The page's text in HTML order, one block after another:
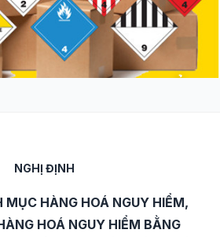
HÀNG NGUY HIỂM
NGHỊ ĐỊNH
MỤC HÀNG HOÁ NGUY HIỂM,
HOÁ NGUY HIỂM BẰNG